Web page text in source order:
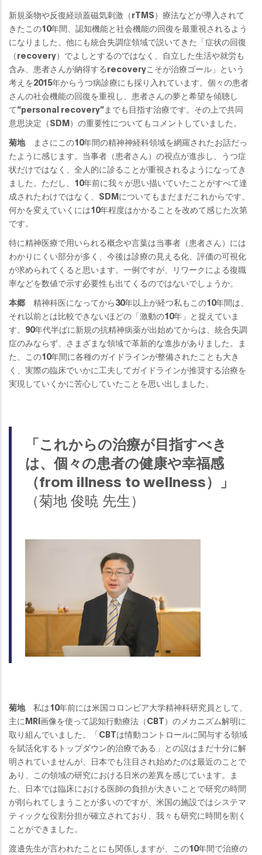
新規薬物や反復経頭蓋磁気刺激（rTMS）療法などが導入されて
きたこの10年間、認知機能と社会機能の回復を最重視されるよう
になりました。他にも統合失調症領域で説いてきた「症状の回復
（recovery）でよしとするのではなく、自立した生活や就労も
含み、患者さんが納得するrecoveryこそが治療ゴール」という
考えを2015年からうつ病診療にも採り入れています。個々の患者
さんの社会機能の回復を重視し、患者さんの夢と希望を傾聴し
て“personal recovery”までも目指す治療です。その上で共同
意思決定（SDM）の重要性についてもコメントしていました。
菊地まさにこの10年間の精神神経科領域を網羅されたお話だっ
たように感じます。当事者（患者さん）の視点が進歩し、うつ症
状だけではなく、全人的に診ることが重視されるようになってき
ました。ただし、10年前に我々が思い描いていたことがすべて達
成されたわけではなく、SDMについてもまだまだこれからです。
何かを変えていくには10年程度はかかることを改めて感じた次第
です。
特に精神医療で用いられる概念や言葉は当事者（患者さん）には
わかりにくい部分が多く、今後は診療の見える化、評価の可視化
が求められてくると思います。一例ですが、リワークによる復職
率などを数値で示す必要性も出てくるのではないでしょうか。
本郷 精神科医になってから30年以上が経つ私もこの10年間は、
それ以前とは比較できないほどの「激動の10年」と捉えていま
す。90年代半ばに新規の抗精神病薬が出始めてからは、統合失調
症のみならず、さまざまな領域で革新的な進歩がありました。ま
た、この10年間に各種のガイドラインが整備されたことも大き
く、実際の臨床でいかに工夫してガイドラインが推奨する治療を
実現していくかに苦心していたことを思い出しました。
「これからの治療が目指すべき
は、個々の患者の健康や幸福感
（from illness to wellness）」
（菊地 俊暁 先生）
菊地私は10年前には米国コロンビア大学精神科研究員として、
主にMRI画像を使って認知行動療法（CBT）のメカニズム解明に
取り組んでいました。「CBTは情動コントロールに関与する領域
を賦活化するトップダウン的治療である」との説はまだ十分に解
明されていませんが、日本でも注目され始めたのは最近のことで
あり、この領域の研究における日米の差異を感じています。ま
た、日本では臨床における医師の負担が大きいことで研究の時間
が削られてしまうことが多いのですが、米国の施設ではシステマ
ティックな役割分担が確立されており、我々も研究に時間を割く
ことができました。
渡邊先生が言われたことにも関係しますが、この10年間で治療の